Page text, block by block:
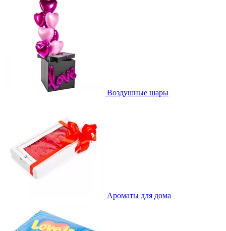
Воздушные шары
Ароматы для дома